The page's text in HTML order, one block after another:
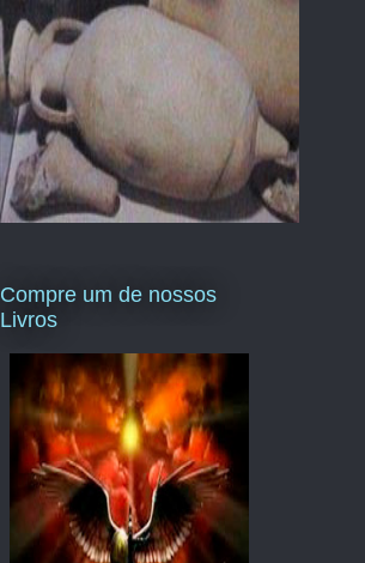
Compre um de nossos
Livros